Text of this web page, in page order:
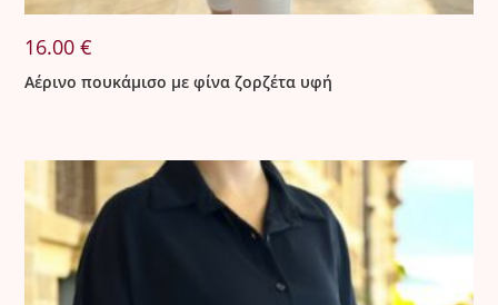
16.00€
Αέρινο πουκάμισο με φίνα ζορζέτα υφή